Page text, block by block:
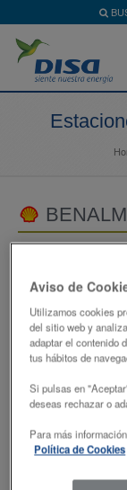
29630 -
689368746
952566343
Productos
- Shell V-Power 98
Aviso de
Utilizamos cookies
del sitio web y
adaptar el contenido
tus hábitos de
Si pulsas en
deseas rechazar o
Para más
Política de Cookies